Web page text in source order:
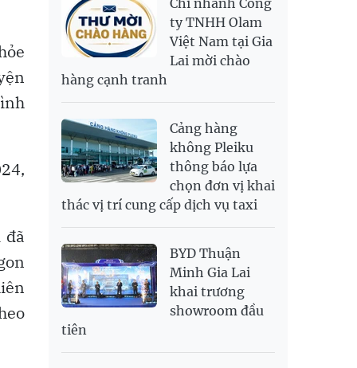
đã
RUB
304.3
336.84
SAR
6,945.42
7,244.36
2,702.79
2,817.41
SGD
USD
26,000 26,030 26,410
Chi nhánh Công
ty TNHH Olam
Việt Nam tại Gia
Lai mời chào
hàng cạnh tranh
Cảng hàng
không Pleiku
thông báo lựa
chọn đơn vị khai
thác vị trí cung cấp dịch vụ taxi
BYD Thuận
Minh Gia Lai
khai trương
showroom đầu
tiên